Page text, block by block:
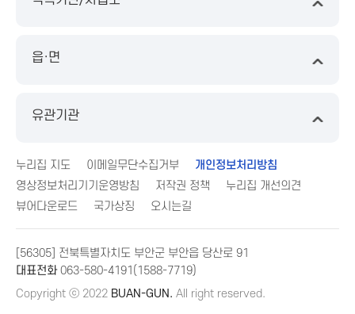
읍·면
유관기관
누리집 지도 이메일무단수집거부
개인정보처리방침
영상정보처리기기운영방침
저작권 정책
누리집 개선의견
뷰어다운로드
국가상징 오시는길
[56305] 전북특별자치도 부안군 부안읍 당산로 91
대표전화063-580-4191(1588-7719)
Copyright ⓒ 2022 BUAN-GUN. All right reserved.